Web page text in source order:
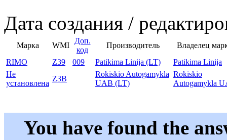
Дата создания /
Марка WMI
Доп.
код
Производитель
Владелец
RIMO
Z39 009 Patikima Linija (LT)
Patikima Linija
Не
установлена
Z3B
Rokiskio Autogamykla
UAB (LT)
Rokiskio
Autogamykla
You have found the